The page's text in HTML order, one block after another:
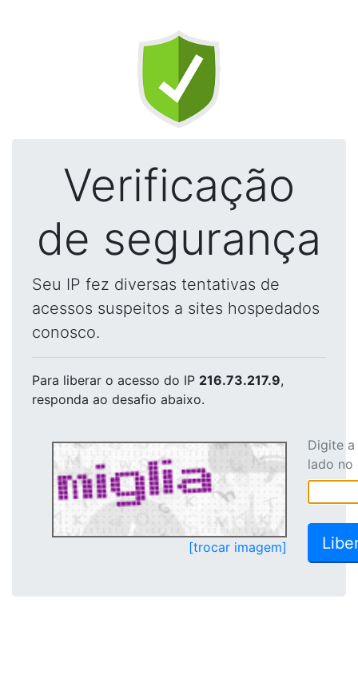
Verificação
de segurança
Seu IP fez diversas tentativas de
acessos suspeitos a sites hospedados
conosco.
Para liberar o acesso do IP 216.73.217.9,
responda ao desafio abaixo.
[trocar imagem]
Digite
lado no